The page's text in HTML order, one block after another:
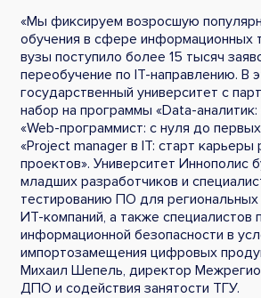
«Мы фиксируем возросшую
обучения в сфере информационных
вузы поступило более 15 тысяч
переобучение по IT-направлению. В
государственный университет с
набор на программы «Data-
«Web-программист: с нуля до
«Project manager в IT: старт
проектов». Университет Иннополис
младших разработчиков и
тестированию ПО для
ИТ-компаний, а также специалистов
информационной безопасности в
импортозамещения цифровых
Михаил Шепель, директор
ДПО и содействия занятости ТГУ.